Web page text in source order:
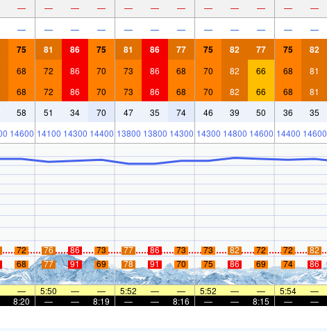
— — — — — — — — — — — —
— — — — — — — — — — — —
75 81 86 75 81 86 77 75 82 77 75 82
68 72 86 70 73 86 68 70 82 66 68 81
68 72 86 70 73 86 68 70 82 66 68 81
58 51 34 70 47 35 74 46 39 50 36 35
14600 14100 14300 14400 13800 13800 14300 14300 14800 14600 14400 14600
72 76 86 73 77 86 73 73 82 72 72 82
68 77 91 69 78 91 70 75 86 69 74 86
— 5:50 — — 5:52 — — 5:52 — — 5:54 —
8:20 — — 8:19 — — 8:16 — — 8:15 — —